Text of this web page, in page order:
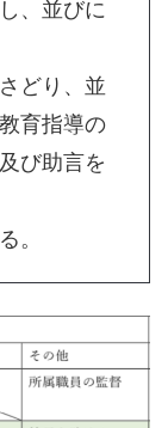
、並びに
どり、並
育指導の
び助言を
。